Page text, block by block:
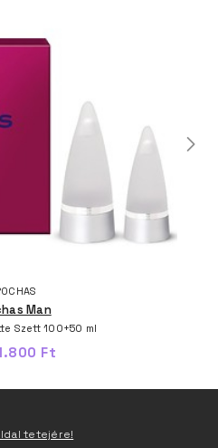
Man
Szett 100+50 ml
Ft
tetejére!